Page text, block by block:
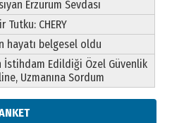
Erzurum Sevdası
Tutku: CHERY
hayatı belgesel oldu
İstihdam Edildiği Özel Güvenlik
Uzmanına Sordum